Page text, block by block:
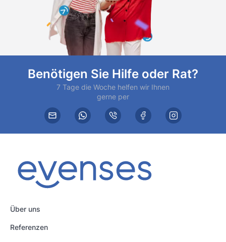
Benötigen Sie Hilfe oder Rat?
7 Tage die Woche helfen wir Ihnen
gerne per
Über uns
Referenzen